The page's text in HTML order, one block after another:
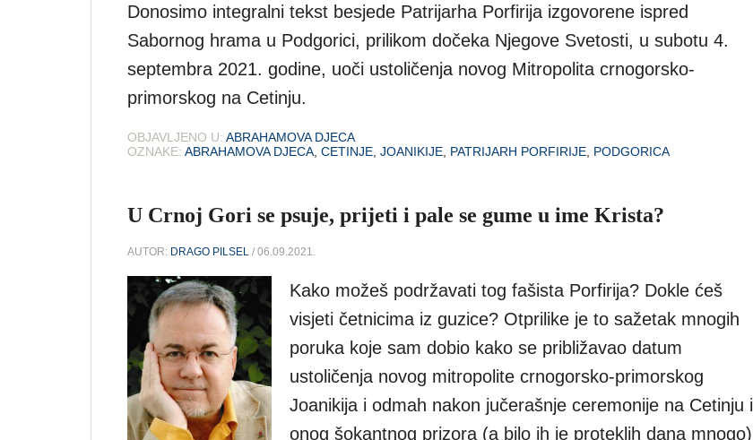
Donosimo integralni tekst besjede Patrijarha Porfirija izgovorene ispred
Sabornog hrama u Podgorici, prilikom dočeka Njegove Svetosti, u subotu 4.
septembra 2021. godine, uoči ustoličenja novog Mitropolita crnogorsko-
primorskog na Cetinju.
OBJAVLJENO U: ABRAHAMOVA DJECA
OZNAKE: ABRAHAMOVA DJECA CETINJE JOANIKIJE PATRIJARH PORFIRIJE PODGORICA
U Crnoj Gori se psuje, prijeti i pale se gume u ime Krista?
AUTOR: DRAGO PILSEL / 06.09.2021.
Kako možeš podržavati tog fašista Porfirija? Dokle ćeš
visjeti četnicima iz guzice? Otprilike je to sažetak mnogih
poruka koje sam dobio kako se približavao datum
ustoličenja novog mitropolite crnogorsko-primorskog
Joanikija i odmah nakon jučerašnje ceremonije na Cetinju i
onog šokantnog prizora (a bilo ih je proteklih dana mnogo)